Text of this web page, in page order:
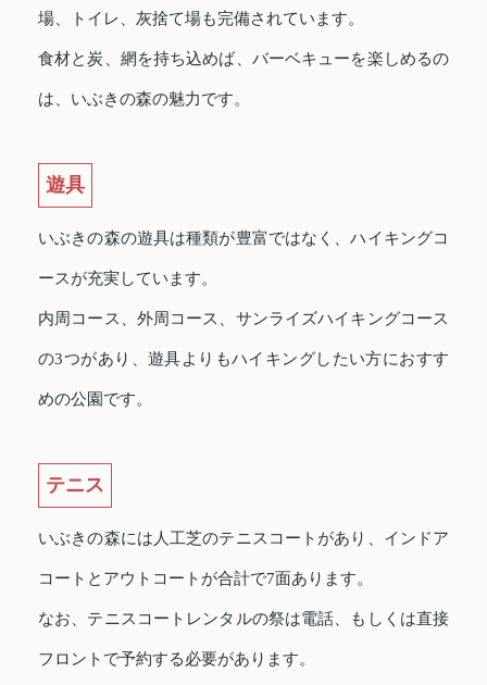
場、トイレ、灰捨て場も完備されています。
食材と炭、網を持ち込めば、バーベキューを楽しめるの
は、いぶきの森の魅力です。
遊具
いぶきの森の遊具は種類が豊富ではなく、ハイキングコ
ースが充実しています。
内周コース、外周コース、サンライズハイキングコース
の3つがあり、遊具よりもハイキングしたい方におすす
めの公園です。
テニス
いぶきの森には人工芝のテニスコートがあり、インドア
コートとアウトコートが合計で7面あります。
なお、テニスコートレンタルの祭は電話、もしくは直接
フロントで予約する必要があります。